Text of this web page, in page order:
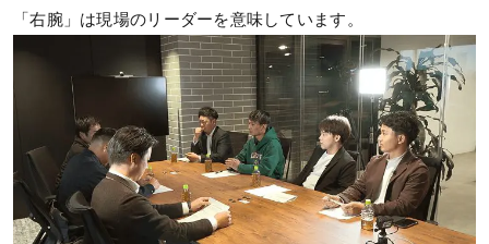
「右腕」は現場のリーダーを意味しています。